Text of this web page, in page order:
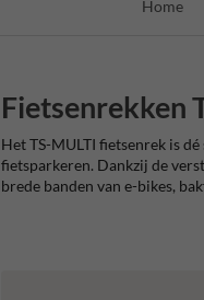
Home
Fietsenrekken
Het TS-MULTI fietsenrek is
fietsparkeren. Dankzij de
brede banden van e-bikes,